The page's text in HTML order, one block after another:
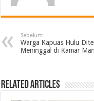
Sebelum
Warga Kapuas Hulu
Meninggal di Kamar
Related Articles